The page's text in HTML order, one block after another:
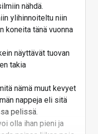
nähdä.
ylihinnoiteltu niin
koneita tänä vuonna
näyttävät tuovan
takia
nämä muut kevyet
nappeja eli sitä
pelissä.
olla ihan pieni ja